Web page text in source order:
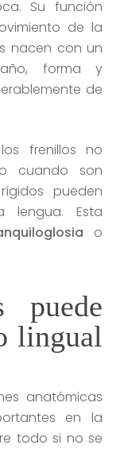
Su función
de la
nacen con un
forma y
de
frenillos no
cuando son
pueden
lengua. Esta
o
puede
lingual
anatómicas
en la
todo si no se